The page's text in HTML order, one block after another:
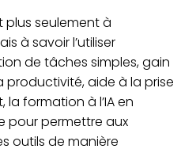
plus seulement à
à savoir l’utiliser
de tâches simples, gain
aide à la prise
formation à l’IA en
pour permettre aux
outils de manière